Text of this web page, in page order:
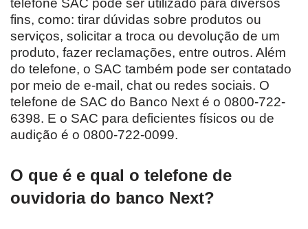
telefone SAC pode ser utilizado para diversos
fins, como: tirar dúvidas sobre produtos ou
serviços, solicitar a troca ou devolução de um
produto, fazer reclamações, entre outros. Além
do telefone, o SAC também pode ser contatado
por meio de e-mail, chat ou redes sociais. O
telefone de SAC do Banco Next é o 0800-722-
6398. E o SAC para deficientes físicos ou de
audição é o 0800-722-0099.
O que é e qual o telefone de
ouvidoria do banco Next?